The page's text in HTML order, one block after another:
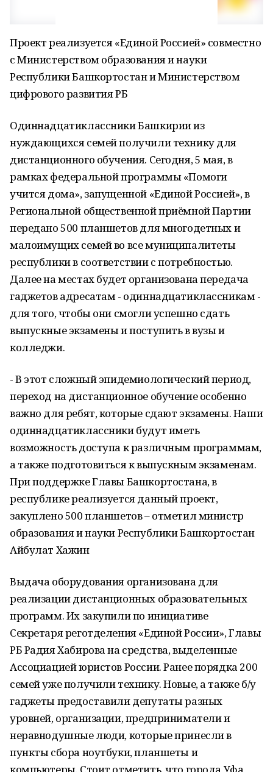
Проект реализуется «Единой Россией» совместно
с Министерством образования и науки
Республики Башкортостан и Министерством
цифрового развития РБ
Одиннадцатиклассники Башкирии из
нуждающихся семей получили технику для
дистанционного обучения. Сегодня, 5 мая, в
рамках федеральной программы «Помоги
учится дома», запущенной «Единой Россией», в
Региональной общественной приёмной Партии
передано 500 планшетов для многодетных и
малоимущих семей во все муниципалитеты
республики в соответствии с потребностью.
Далее на местах будет организована передача
гаджетов адресатам - одиннадцатиклассникам -
для того, чтобы они смогли успешно сдать
выпускные экзамены и поступить в вузы и
колледжи.
- В этот сложный эпидемиологический период,
переход на дистанционное обучение особенно
важно для ребят, которые сдают экзамены. Наши
одиннадцатиклассники будут иметь
возможность доступа к различным программам,
а также подготовиться к выпускным экзаменам.
При поддержке Главы Башкортостана, в
республике реализуется данный проект,
закуплено 500 планшетов – отметил министр
образования и науки Республики Башкортостан
Айбулат Хажин
Выдача оборудования организована для
реализации дистанционных образовательных
программ. Их закупили по инициативе
Секретаря реготделения «Единой России», Главы
РБ Радия Хабирова на средства, выделенные
Ассоциацией юристов России. Ранее порядка 200
семей уже получили технику. Новые, а также б/у
гаджеты предоставили депутаты разных
уровней, организации, предприниматели и
неравнодушные люди, которые принесли в
пункты сбора ноутбуки, планшеты и